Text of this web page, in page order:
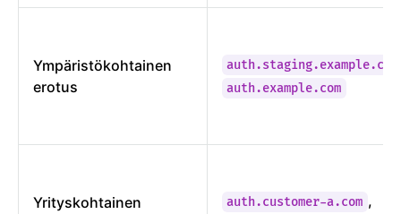
Ympäristökohtainen
erotus
auth.staging.example.com
auth.example.com
Yrityskohtainen
auth.customer-a.com ,